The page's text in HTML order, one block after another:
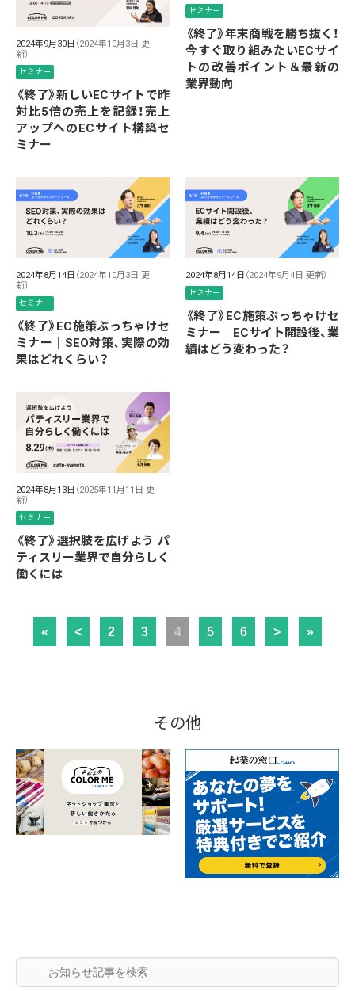
2024年9月30日 （2024年10月3日 更
新）
セミナー
《終了》新しいECサイトで昨
対比5倍の売上を記録！売上
アップへのECサイト構築セ
ミナー
セミナー
《終了》年末商戦を勝ち抜く！
今すぐ取り組みたいECサイ
トの改善ポイント＆最新の
業界動向
2024年8月14日 （2024年10月3日 更
新）
セミナー
《終了》EC施策ぶっちゃけセ
ミナー｜SEO対策、実際の効
果はどれくらい？
2024年8月14日 （2024年9月4日 更新）
セミナー
《終了》EC施策ぶっちゃけセ
ミナー｜ECサイト開設後、業
績はどう変わった？
2024年8月13日 （2025年11月11日 更
新）
セミナー
《終了》選択肢を広げよう パ
ティスリー業界で自分らしく
働くには
« < 2 3 4 5 6 > »
その他